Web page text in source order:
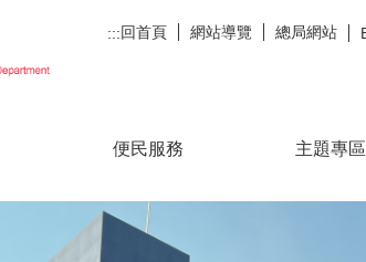
:::回首頁 網站導覽 總局網站
便民服務 主題專區